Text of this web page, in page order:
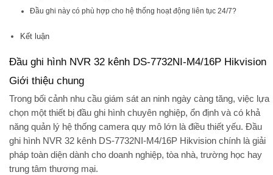
Đầu ghi này có phù hợp cho hệ thống hoạt động liên tục 24/7?
Kết luận
Đầu ghi hình NVR 32 kênh DS-7732NI-M4/16P Hikvision
Giới thiệu chung
Trong bối cảnh nhu cầu giám sát an ninh ngày càng tăng, việc lựa
chọn một thiết bị đầu ghi hình chuyên nghiệp, ổn định và có khả
năng quản lý hệ thống camera quy mô lớn là điều thiết yếu. Đầu
ghi hình NVR 32 kênh DS-7732NI-M4/16P Hikvision chính là giải
pháp toàn diện dành cho doanh nghiệp, tòa nhà, trường học hay
trung tâm thương mại.